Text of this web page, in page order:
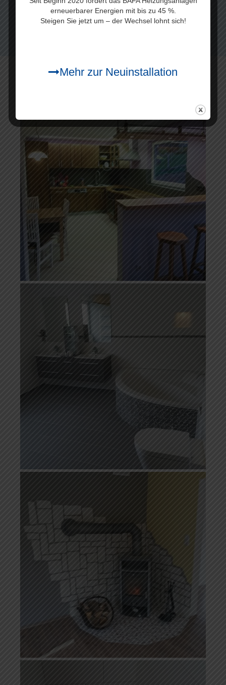
Service bieten wir in einem Umkreis
von 70-80 Kilometer um unseren
erneuerbarer Energien mit bis zu 45 %.
Steigen Sie jetzt um – der Wechsel lohnt sich!
Mehr zur Neuinstallation